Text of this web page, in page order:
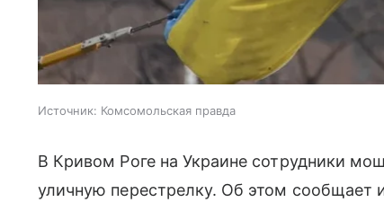
Источник: Комсомольская правда
В Кривом Роге на Украине сотрудники
уличную перестрелку. Об этом сообщает